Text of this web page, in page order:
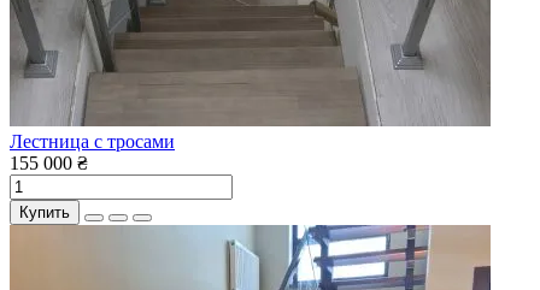
Лестница с тросами
155 000 ₴
Купить